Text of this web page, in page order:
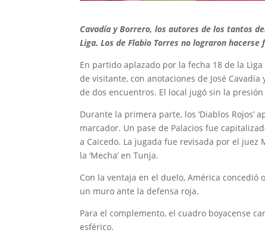
Cavadía y Borrero, los autores de los tantos
Liga. Los de Flabio Torres no lograron
En partido aplazado por la fecha 18 de la
de visitante, con anotaciones de José
de dos encuentros. El local jugó sin la
Durante la primera parte, los ‘Diablos
marcador. Un pase de Palacios fue
a Caicedo. La jugada fue revisada por el
la ‘Mecha’ en Tunja.
Con la ventaja en el duelo, América
un muro ante la defensa roja.
Para el complemento, el cuadro boyacense
esférico.